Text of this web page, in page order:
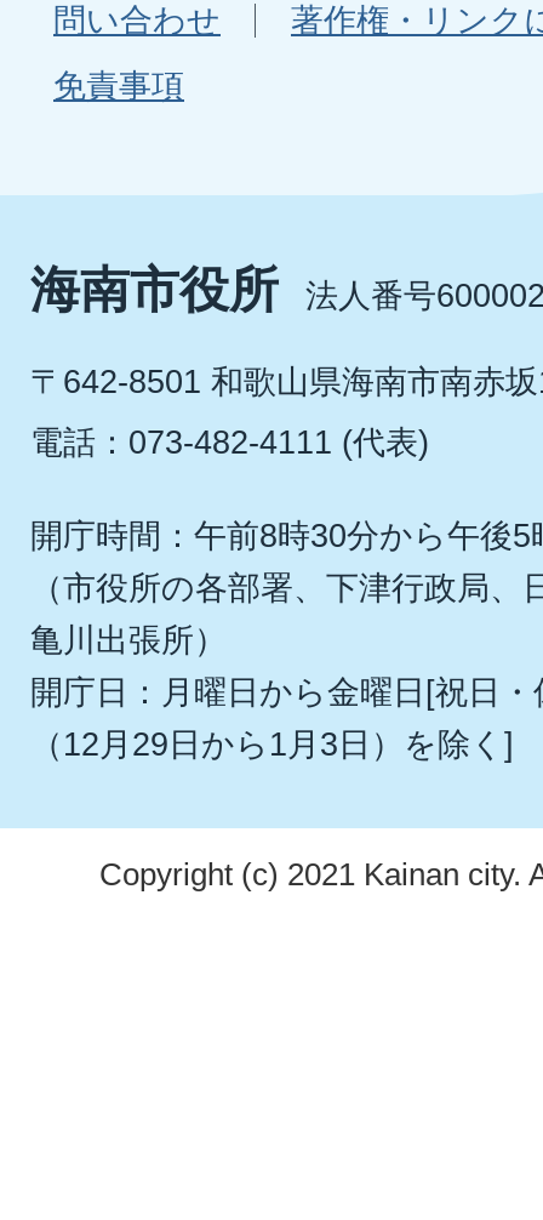
問い合わせ
著作権・リンク
免責事項
海南市役所 法人番号
〒642-8501 和歌山県海南市南赤
電話：073-482-4111 (代表)
開庁時間：午前8時30分から午後5
（市役所の各部署、下津行政局
亀川出張所）
開庁日：月曜日から金曜日[祝日
（12月29日から1月3日）を除く]
Copyright (c) 2021 Kainan city.